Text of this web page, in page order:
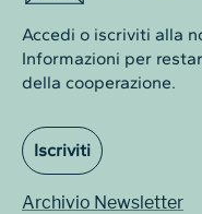
Accedi o iscriviti alla
Informazioni per
della cooperazione.
Iscriviti
Archivio Newsletter